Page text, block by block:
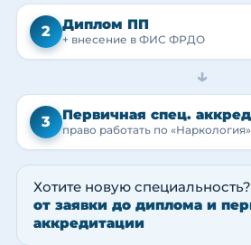
2 Диплом ПП
+ внесение в ФИС ФРДО
→
3 Первичная спец.
право работать по «Наркология»
Хотите новую специальность?
от заявки до диплома и
аккредитации